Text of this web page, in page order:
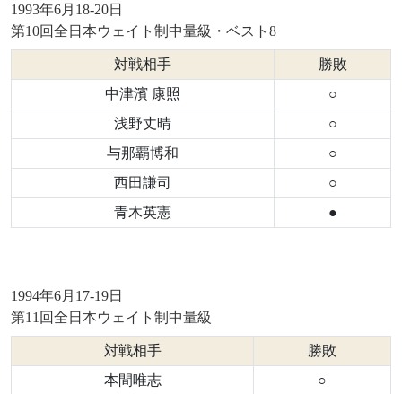
1993年6月18-20日
第10回全日本ウェイト制中量級・ベスト8
対戦相手
勝敗
中津濱 康照
○
浅野丈晴
○
与那覇博和
○
西田謙司
○
青木英憲
●
1994年6月17-19日
第11回全日本ウェイト制中量級
対戦相手
勝敗
本間唯志
○